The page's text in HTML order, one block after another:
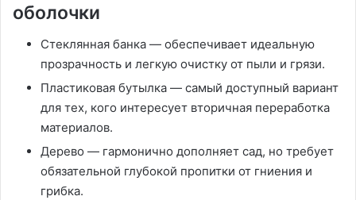
оболочки
Стеклянная банка — обеспечивает идеальную
прозрачность и легкую очистку от пыли и грязи.
Пластиковая бутылка — самый доступный вариант
для тех, кого интересует вторичная переработка
материалов.
Дерево — гармонично дополняет сад, но требует
обязательной глубокой пропитки от гниения и
грибка.